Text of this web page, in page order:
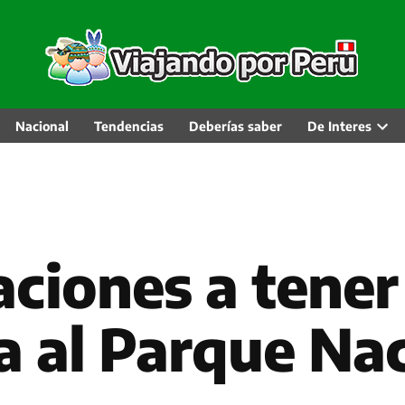
Nacional Tendencias Deberías saber De Interes
a
al Parque